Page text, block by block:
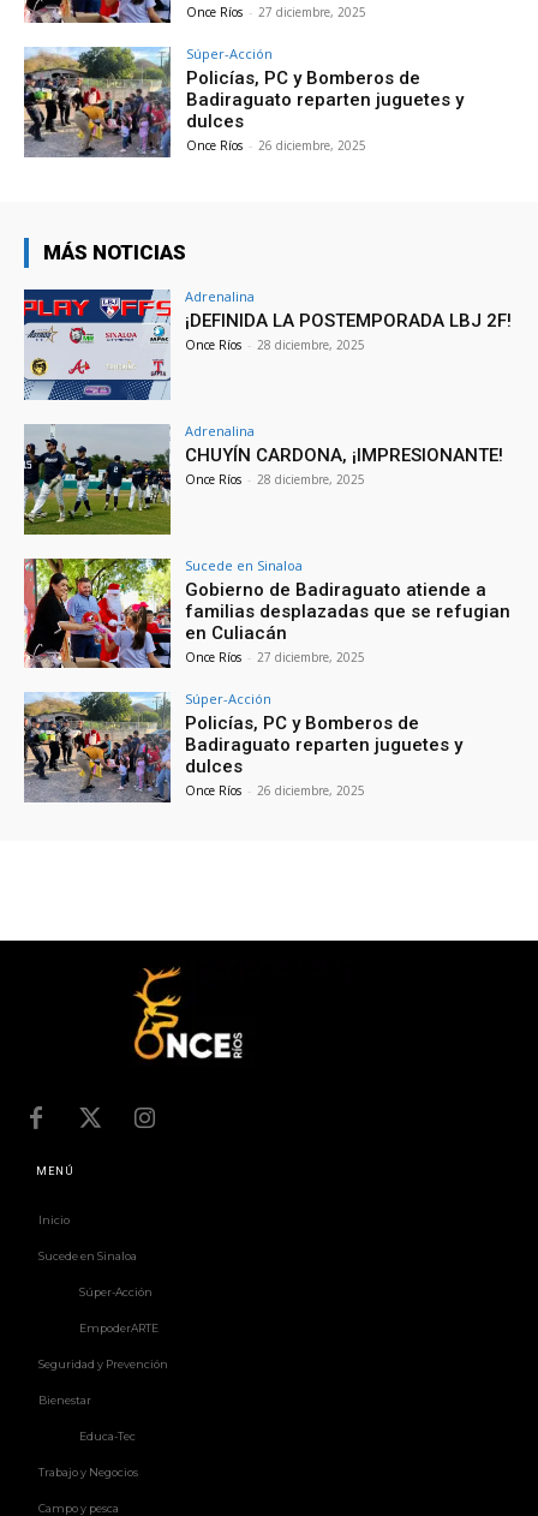
Once Ríos - 27 diciembre, 2025
Súper-Acción
Policías, PC y Bomberos de
Badiraguato reparten juguetes y
dulces
Once Ríos - 26 diciembre, 2025
MÁS NOTICIAS
Adrenalina
¡DEFINIDA LA POSTEMPORADA LBJ 2F!
Once Ríos - 28 diciembre, 2025
Adrenalina
CHUYÍN CARDONA, ¡IMPRESIONANTE!
Once Ríos - 28 diciembre, 2025
Sucede en Sinaloa
Gobierno de Badiraguato atiende a
familias desplazadas que se refugian
en Culiacán
Once Ríos - 27 diciembre, 2025
Súper-Acción
Policías, PC y Bomberos de
Badiraguato reparten juguetes y
dulces
Once Ríos - 26 diciembre, 2025
MENÚ
Inicio
Sucede en Sinaloa
Súper-Acción
EmpoderARTE
Seguridad y Prevención
Bienestar
Educa-Tec
Trabajo y Negocios
Campo y pesca